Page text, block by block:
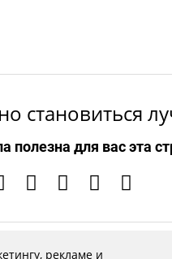
становиться
полезна для вас эта
рекламе и